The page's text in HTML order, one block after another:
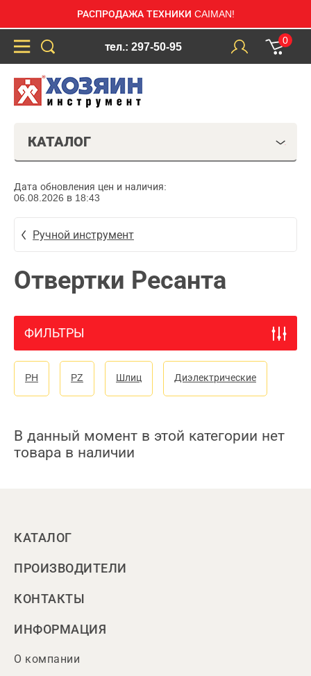
РАСПРОДАЖА ТЕХНИКИ CAIMAN!
тел.: 297-50-95
0
КАТАЛОГ
Дата обновления цен и наличия:
06.08.2026 в 18:43
Ручной инструмент
Отвертки Ресанта
ФИЛЬТРЫ
PH PZ Шлиц Диэлектрические
В данный момент в этой категории нет
товара в наличии
КАТАЛОГ
ПРОИЗВОДИТЕЛИ
КОНТАКТЫ
ИНФОРМАЦИЯ
О компании